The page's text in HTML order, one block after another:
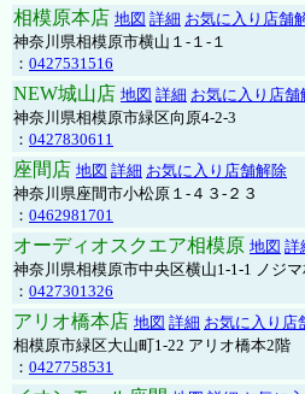
相模原本店 地図 詳細 お気に入り店舗
神奈川県相模原市横山１-１-１
： 0427531516
NEW城山店 地図 詳細 お気に入り店舗
神奈川県相模原市緑区向原4-2-3
： 0427830611
座間店 地図 詳細 お気に入り店舗解除
神奈川県座間市小松原１-４３-２３
： 0462981701
オーディオスクエア相模原 地図 詳
神奈川県相模原市中央区横山1-1-1 ノジ
： 0427301326
アリオ橋本店 地図 詳細 お気に入り店
相模原市緑区大山町1-22 アリオ橋本2階
： 0427758531